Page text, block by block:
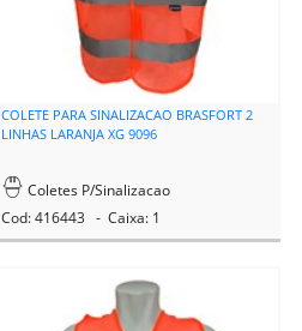
COLETE PARA SINALIZACAO BRASFORT 2
LINHAS LARANJA XG 9096
Coletes P/Sinalizacao
Cod: 416443 - Caixa: 1